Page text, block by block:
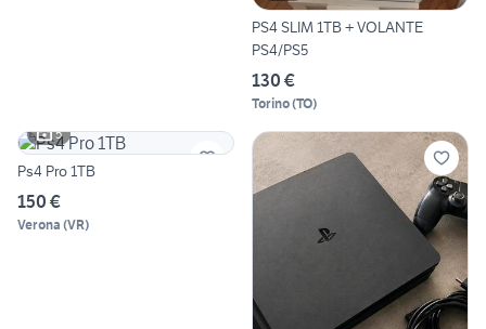
PS4 SLIM 1TB + VOLANTE
PS4/PS5
130 €
Torino(TO)
5
Ps4 Pro 1TB
150 €
Verona (VR)